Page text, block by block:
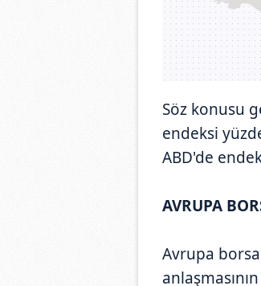
Söz konusu
endeksi
ABD'de
AVRUPA
Avrupa